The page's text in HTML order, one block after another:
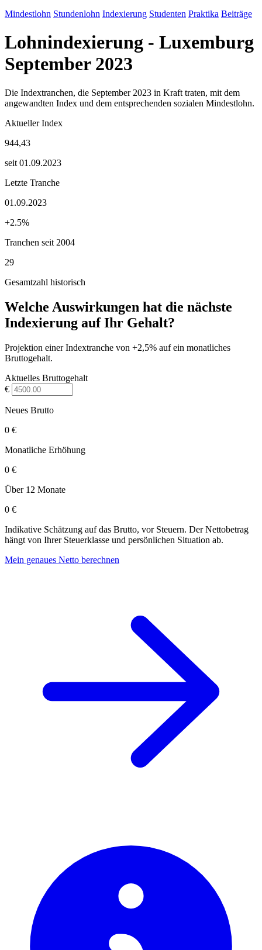
Mindestlohn Stundenlohn Indexierung Studenten Praktika Beiträge
Lohnindexierung - Luxemburg
September 2023
Die Indextranchen, die September 2023 in Kraft traten, mit dem
angewandten Index und dem entsprechenden sozialen Mindestlohn.
Aktueller Index
944,43
seit 01.09.2023
Letzte Tranche
01.09.2023
+2.5%
Tranchen seit 2004
29
Gesamtzahl historisch
Welche Auswirkungen hat die nächste
Indexierung auf Ihr Gehalt?
Projektion einer Indextranche von +2,5% auf ein monatliches
Bruttogehalt.
Aktuelles Bruttogehalt
€
Neues Brutto
0 €
Monatliche Erhöhung
0 €
Über 12 Monate
0 €
Indikative Schätzung auf das Brutto, vor Steuern. Der Nettobetrag
hängt von Ihrer Steuerklasse und persönlichen Situation ab.
Mein genaues Netto berechnen